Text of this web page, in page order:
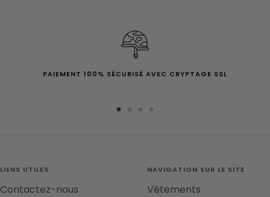
PAIEMENT 100% SÉCURISÉ AVEC CRYPTAGE SSL
4
LIENS UTILES
Contactez-nous
NAVIGATION SUR LE SITE
Vêtements